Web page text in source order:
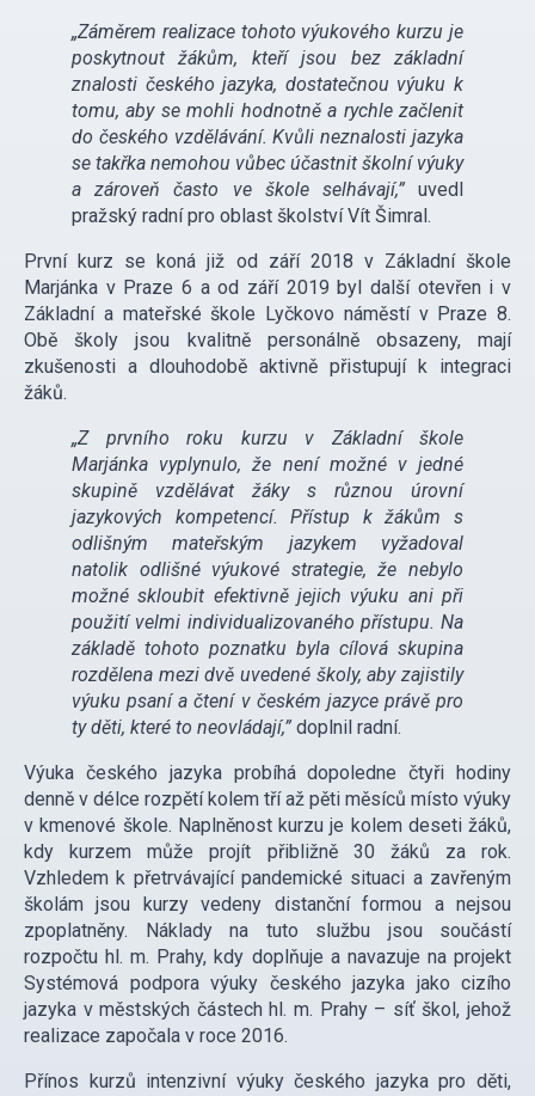
„Záměrem realizace tohoto výukového kurzu je
poskytnout žákům, kteří jsou bez základní
znalosti českého jazyka, dostatečnou výuku k
tomu, aby se mohli hodnotně a rychle začlenit
do českého vzdělávání. Kvůli neznalosti jazyka
se takřka nemohou vůbec účastnit školní výuky
a zároveň často ve škole selhávají,” uvedl
pražský radní pro oblast školství Vít Šimral.
První kurz se koná již od září 2018 v Základní škole
Marjánka v Praze 6 a od září 2019 byl další otevřen i v
Základní a mateřské škole Lyčkovo náměstí v Praze 8.
Obě školy jsou kvalitně personálně obsazeny, mají
zkušenosti a dlouhodobě aktivně přistupují k integraci
žáků.
„Z prvního roku kurzu v Základní škole
Marjánka vyplynulo, že není možné v jedné
skupině vzdělávat žáky s různou úrovní
jazykových kompetencí. Přístup k žákům s
odlišným mateřským jazykem vyžadoval
natolik odlišné výukové strategie, že nebylo
možné skloubit efektivně jejich výuku ani při
použití velmi individualizovaného přístupu. Na
základě tohoto poznatku byla cílová skupina
rozdělena mezi dvě uvedené školy, aby zajistily
výuku psaní a čtení v českém jazyce právě pro
ty děti, které to neovládají,” doplnil radní.
Výuka českého jazyka probíhá dopoledne čtyři hodiny
denně v délce rozpětí kolem tří až pěti měsíců místo výuky
v kmenové škole. Naplněnost kurzu je kolem deseti žáků,
kdy kurzem může projít přibližně 30 žáků za rok.
Vzhledem k přetrvávající pandemické situaci a zavřeným
školám jsou kurzy vedeny distanční formou a nejsou
zpoplatněny. Náklady na tuto službu jsou součástí
rozpočtu hl. m. Prahy, kdy doplňuje a navazuje na projekt
Systémová podpora výuky českého jazyka jako cizího
jazyka v městských částech hl. m. Prahy – síť škol, jehož
realizace započala v roce 2016.
Přínos kurzů intenzivní výuky českého jazyka pro děti,